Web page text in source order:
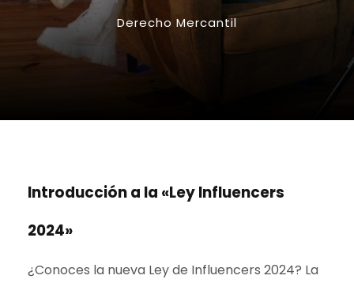
Derecho Mercantil
Introducción a la «Ley Influencers
2024»
¿Conoces la nueva Ley de Influencers 2024? La